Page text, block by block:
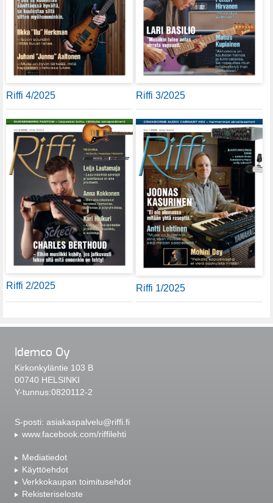
Riffi 4/2025 Riffi 3/2025
Riffi 2/2025 Riffi 1/2025
Idemco Oy
Kirkonkyläntie 103 B
00740 HELSINKI
Y-tunnus:0820112-2
S-posti: asiakaspalvelu@riffi.fi
www.facebook.com/riffilehti
Mediatiedot
Käyttöehdot
Verkkokaupan toimitusehdot
Rekisteriseloste